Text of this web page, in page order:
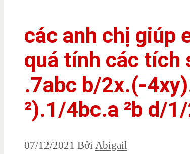
các anh chị giúp
quá tính các tích
.7abc b/2x.(-
²).1/4bc.a ²b d/
07/12/2021 Bởi Abigail